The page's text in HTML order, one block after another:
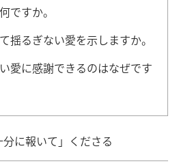
何ですか。
揺るぎない愛を示しますか。
愛に感謝できるのはなぜです
分に報いて」くださる